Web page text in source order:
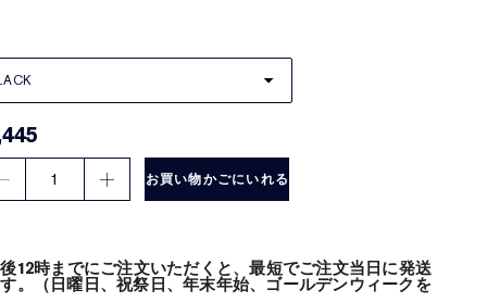
1 お買い物かごにいれる
12時までにご注文いただくと、最短でご注文当日に発送
。（日曜日、祝祭日、年末年始、ゴールデンウィークを